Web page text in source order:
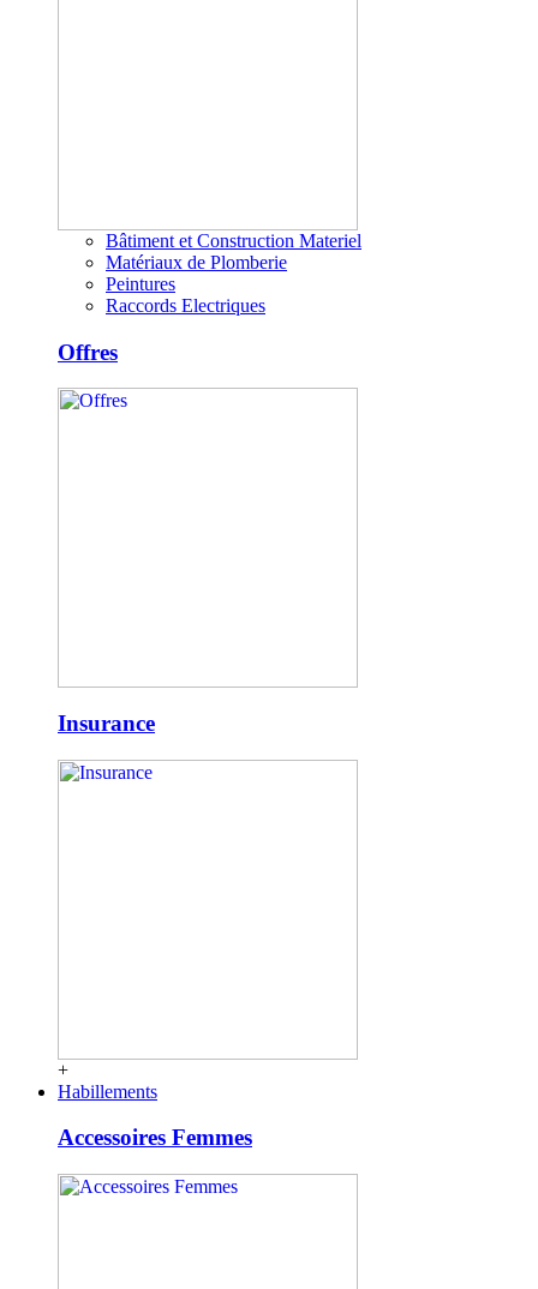
Bâtiment et Construction Materiel
Matériaux de Plomberie
Peintures
Raccords Electriques
Offres
Insurance
+
Habillements
Accessoires Femmes